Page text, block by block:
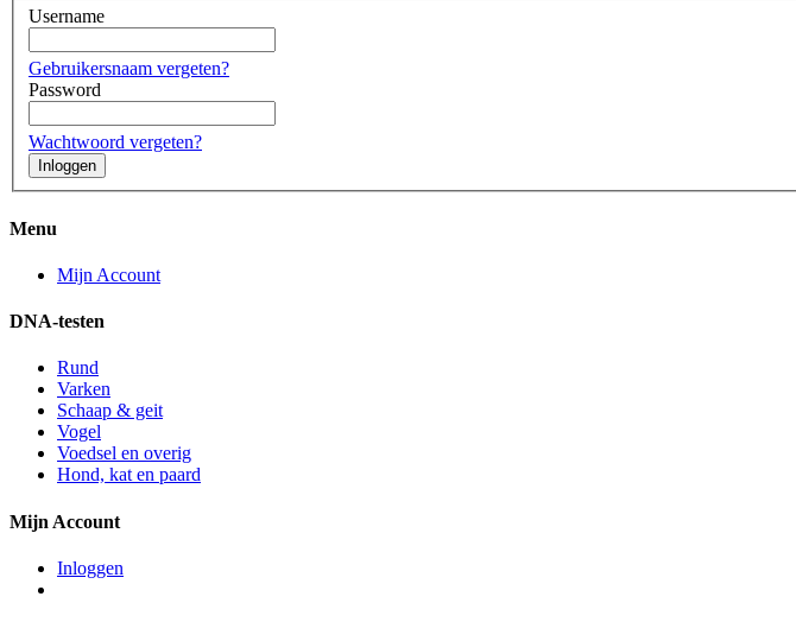
Username
Gebruikersnaam vergeten?
Password
Wachtwoord vergeten?
Menu
Mijn Account
DNA-testen
Rund
Varken
Schaap & geit
Vogel
Voedsel en overig
Hond, kat en paard
Mijn Account
Inloggen